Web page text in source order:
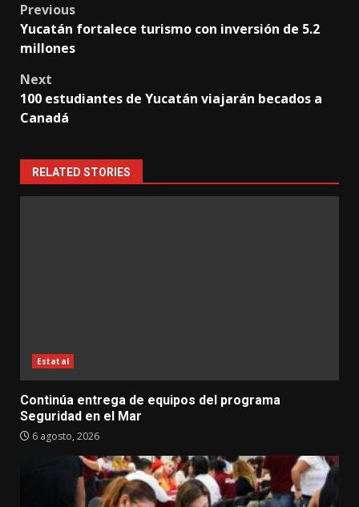
Post
navigation
Previous
Yucatán fortalece turismo con inversión de 5.2
millones
Next
100 estudiantes de Yucatán viajarán becados a
Canadá
RELATED STORIES
Estatal
Continúa entrega de equipos del programa
Seguridad en el Mar
6 agosto, 2026